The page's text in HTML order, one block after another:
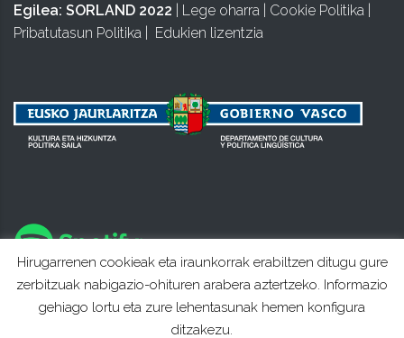
Egilea: SORLAND 2022 Lege oharra Cookie Politika
Pribatutasun Politika
Edukien lizentzia
Hirugarrenen cookieak eta iraunkorrak erabiltzen ditugu gure
zerbitzuak nabigazio-ohituren arabera aztertzeko. Informazio
gehiago lortu eta zure lehentasunak hemen konfigura
ditzakezu.